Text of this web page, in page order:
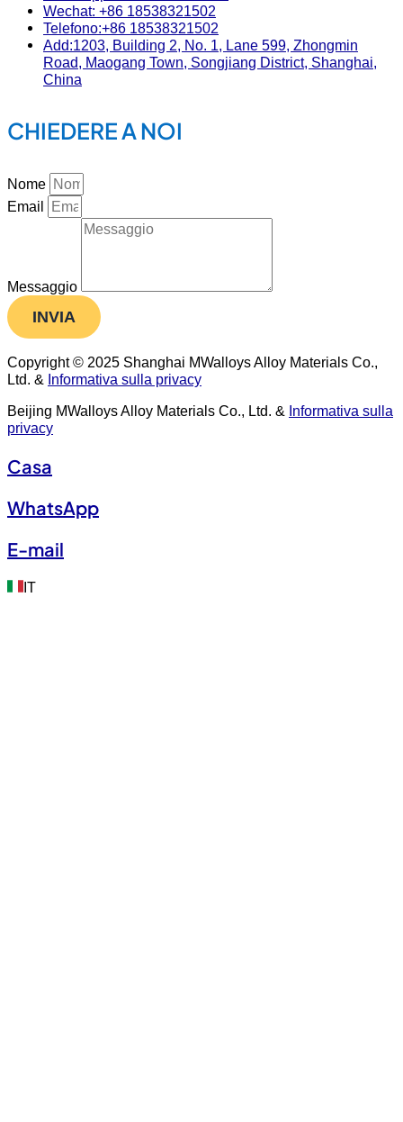
Wechat: +86 18538321502
Telefono:+86 18538321502
Add:1203, Building 2, No. 1, Lane 599, Zhongmin
Road, Maogang Town, Songjiang District, Shanghai,
China
CHIEDERE A NOI
Nome
Email
Messaggio
INVIA
Copyright © 2025 Shanghai MWalloys Alloy Materials Co.,
Ltd. & Informativa sulla privacy
Beijing MWalloys Alloy Materials Co., Ltd. & Informativa sulla
privacy
Casa
WhatsApp
E-mail
IT